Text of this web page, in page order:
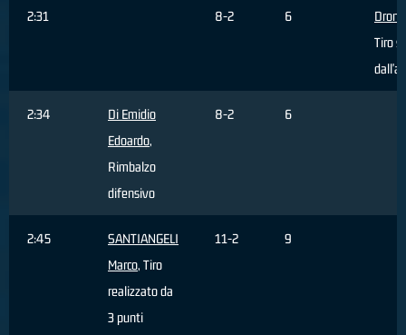
2:31 8-2 6
Dron
Tiro
2:34
Di Emidio
Edoardo,
Rimbalzo
difensivo
8-2 6
2:45
SANTIANGELI
Marco, Tiro
realizzato da
3 punti
11-2 9